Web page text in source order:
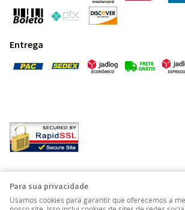
Entrega
Para sua privacidade
Usamos cookies para garantir que oferecemos a